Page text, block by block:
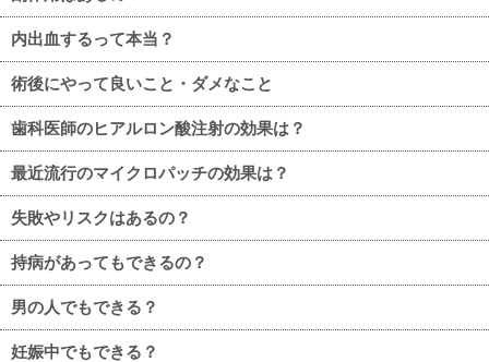
内出血するって本当？
術後にやって良いこと・ダメなこと
歯科医師のヒアルロン酸注射の効果は？
最近流行のマイクロパッチの効果は？
失敗やリスクはあるの？
持病があってもできるの？
男の人でもできる？
妊娠中でもできる？